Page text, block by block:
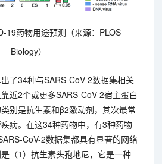
19药物用途预测（来源：PLOS
Biology）
了34种与SARS-CoV-2数据集相关
近2个或更多SARS-CoV-2宿主蛋白
别是抗生素和β2激动剂，其次最常
病。在这34种药物中，有3种药物
CoV-2数据集都具有显著的网络
（1）抗生素头孢地尼，它是一种